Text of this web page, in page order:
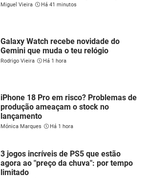
Miguel Vieira Há 41 minutos
Galaxy Watch recebe novidade do
Gemini que muda o teu relógio
Rodrigo Vieira Há 1 hora
iPhone 18 Pro em risco? Problemas de
produção ameaçam o stock no
lançamento
Mónica Marques Há 1 hora
3 jogos incríveis de PS5 que estão
agora ao "preço da chuva": por tempo
limitado